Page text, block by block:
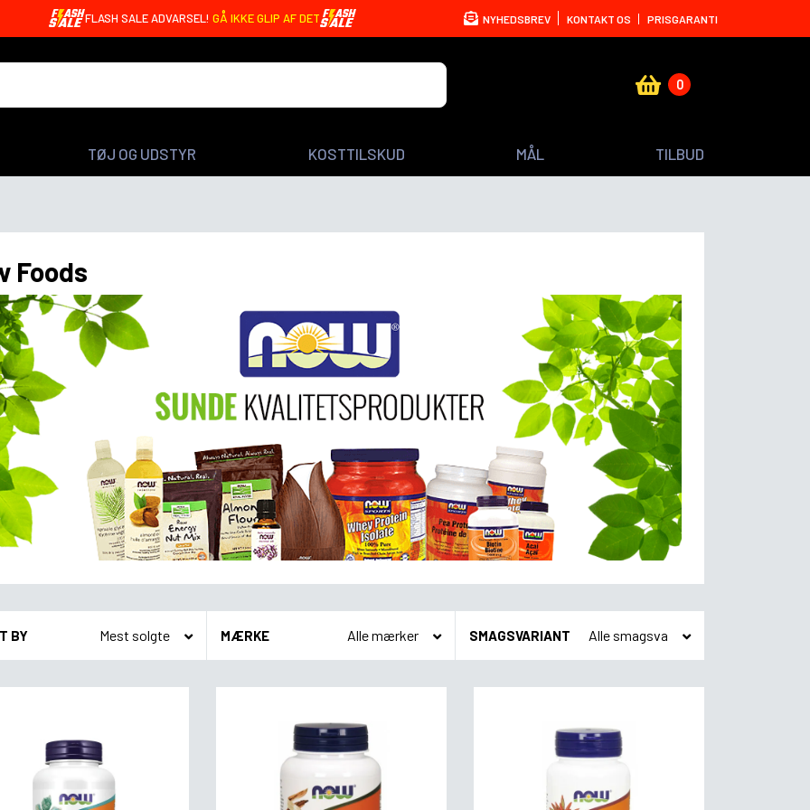
OREO BARS MED 20G PROTEIN - KUN 4,99 DKK 🤩 NYHEDSBREV KONTAKT OS PRISGARANTI
0
TØJ OG UDSTYR KOSTTILSKUD MÅL TILBUD
Foods
BY MÆRKE SMAGSVARIANT